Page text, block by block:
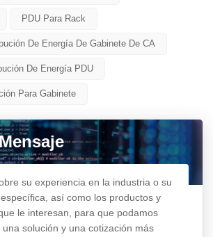
PDU Para Rack
De Energía De Gabinete De CA
De Energía PDU
Para Gabinete
su experiencia en la industria o su
así como los productos y
le interesan, para que podamos
una solución y una cotización más